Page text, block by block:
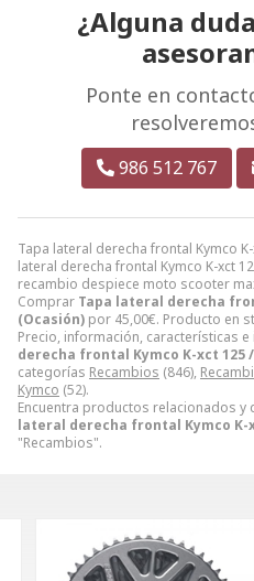
Tapa lateral derecha frontal Kymco
lateral derecha frontal Kymco K-xct
recambio despiece moto scooter
Comprar Tapa lateral derecha
(Ocasión) por 45,00€. Producto en
Precio, información, características
derecha frontal Kymco K-xct 125
categorías Recambios (846),
Kymco (52).
Encuentra productos relacionados y
lateral derecha frontal Kymco K-
"Recambios".
¿Alguna
Ponte en
986 512 767